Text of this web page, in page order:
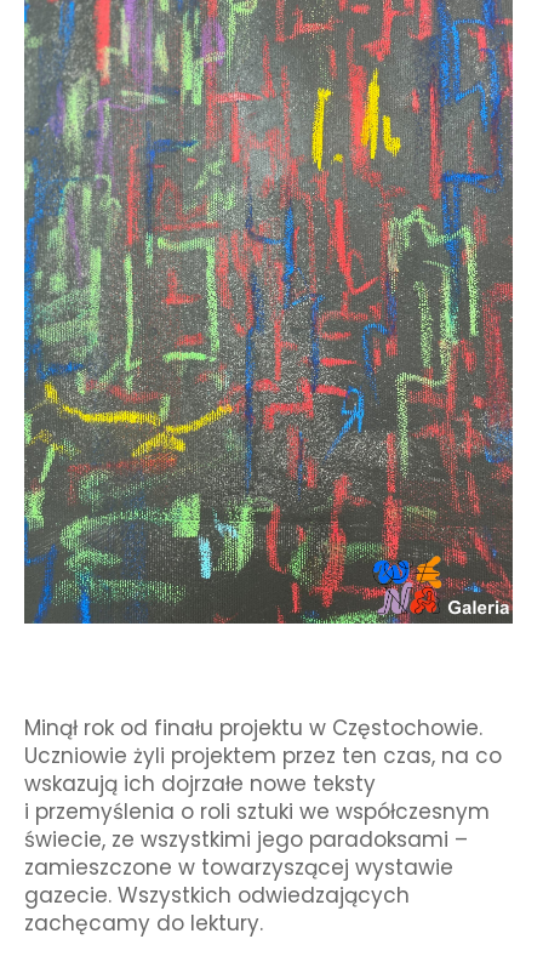
Minął rok od finału projektu w Częstochowie.
Uczniowie żyli projektem przez ten czas, na co
wskazują ich dojrzałe nowe teksty
i przemyślenia o roli sztuki we współczesnym
świecie, ze wszystkimi jego paradoksami –
zamieszczone w towarzyszącej wystawie
gazecie. Wszystkich odwiedzających
zachęcamy do lektury.